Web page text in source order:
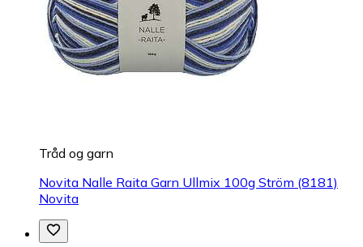
Tråd og garn
Novita Nalle Raita Garn Ullmix 100g Ström (8181)
Novita